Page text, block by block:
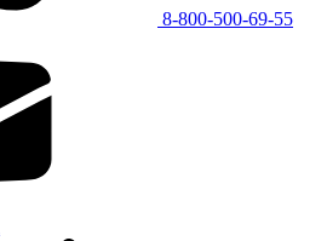
8-800-500-69-55